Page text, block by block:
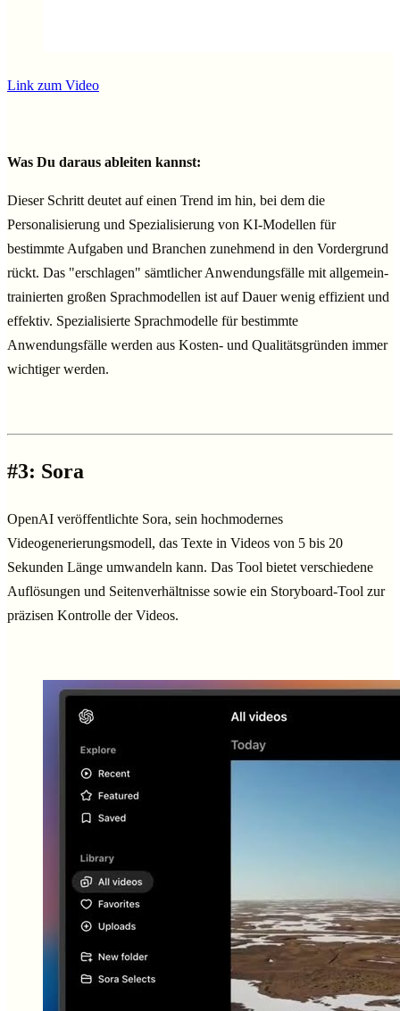
Link zum Video
Was Du daraus ableiten kannst:
Dieser Schritt deutet auf einen Trend im hin, bei dem die
Personalisierung und Spezialisierung von KI-Modellen für
bestimmte Aufgaben und Branchen zunehmend in den Vordergrund
rückt. Das "erschlagen" sämtlicher Anwendungsfälle mit allgemein-
trainierten großen Sprachmodellen ist auf Dauer wenig effizient und
effektiv. Spezialisierte Sprachmodelle für bestimmte
Anwendungsfälle werden aus Kosten- und Qualitätsgründen immer
wichtiger werden.
#3: Sora
OpenAI veröffentlichte Sora, sein hochmodernes
Videogenerierungsmodell, das Texte in Videos von 5 bis 20
Sekunden Länge umwandeln kann. Das Tool bietet verschiedene
Auflösungen und Seitenverhältnisse sowie ein Storyboard-Tool zur
präzisen Kontrolle der Videos.